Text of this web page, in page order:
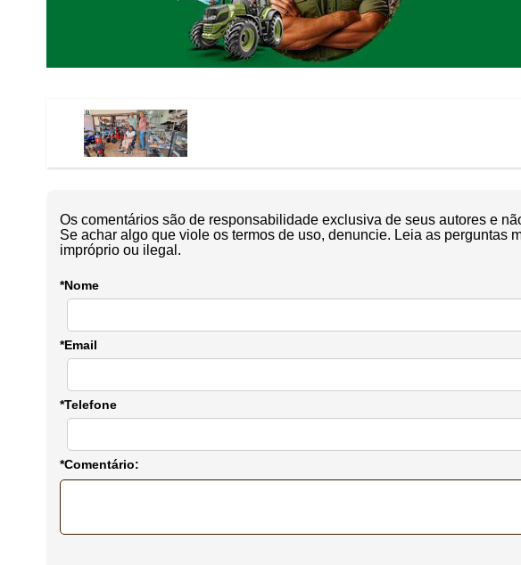
Os comentários são de responsabilidade exclusiva de seus autores e
Se achar algo que viole os termos de uso, denuncie. Leia as perguntas
impróprio ou ilegal.
*Nome
*Email
*Telefone
*Comentário: